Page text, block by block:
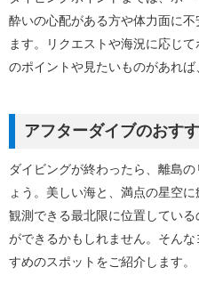
酔いの心配がある方や体力面に
ます。リクエストや海況に応じ
のポイントや見たいものがあれば
アフターダイブのおす
ダイビングが終わったら、離島
ょう。美しい海と、満点の星空
観測できる最北限に位置してい
ができるかもしれません。そん
すめのスポットをご紹介します。